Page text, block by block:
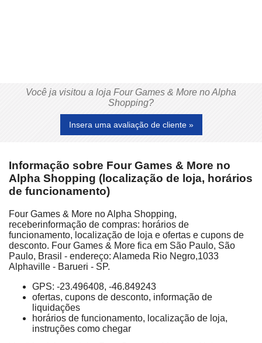
Você ja visitou a loja Four Games & More no Alpha
Shopping?
Insera uma avaliação de cliente »
Informação sobre Four Games & More no
Alpha Shopping (localização de loja, horários
de funcionamento)
Four Games & More no Alpha Shopping,
receberinformação de compras: horários de
funcionamento, localização de loja e ofertas e cupons de
desconto. Four Games & More fica em São Paulo, São
Paulo, Brasil - endereço: Alameda Rio Negro,1033
Alphaville - Barueri - SP.
GPS: -23.496408, -46.849243
ofertas, cupons de desconto, informação de
liquidações
horários de funcionamento, localização de loja,
instruções como chegar